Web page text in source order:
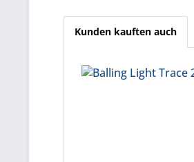
Kunden kauften auch